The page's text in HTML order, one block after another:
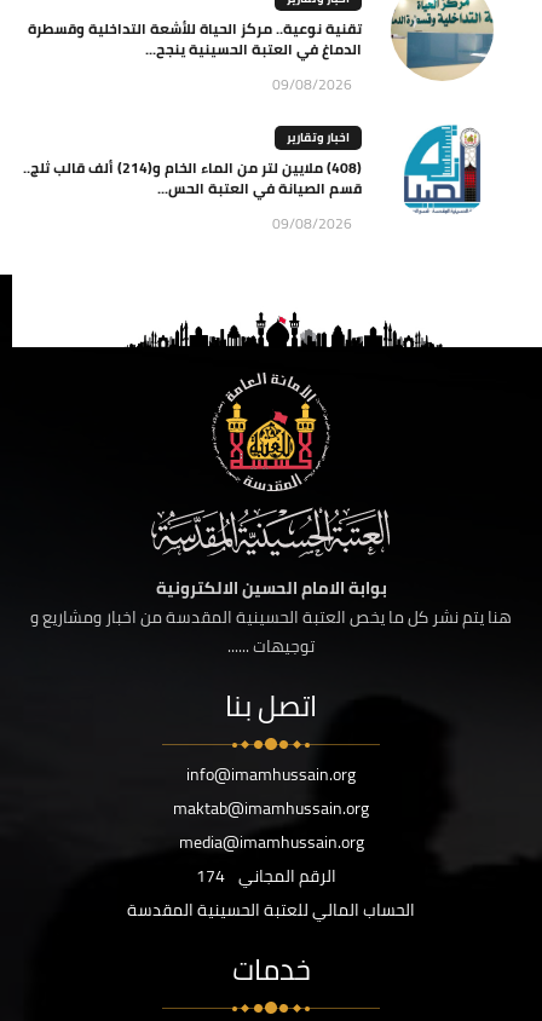
تقنية نوعية.. مركز الحياة للأشعة التداخلية وقسطرة
الدماغ في العتبة الحسينية ينجح...
09/08/2026
اخبار وتقارير
(408) ملايين لتر من الماء الخام و(214) ألف قالب ثلج..
قسم الصيانة في العتبة الحس...
09/08/2026
بوابة الامام الحسين الالكترونية
هنا يتم نشر كل ما يخص العتبة الحسينية المقدسة من اخبار ومشاريع و
توجيهات ......
اتصل بنا
info@imamhussain.org
maktab@imamhussain.org
media@imamhussain.org
الرقم المجاني 174
الحساب المالي للعتبة الحسينية المقدسة
خدمات